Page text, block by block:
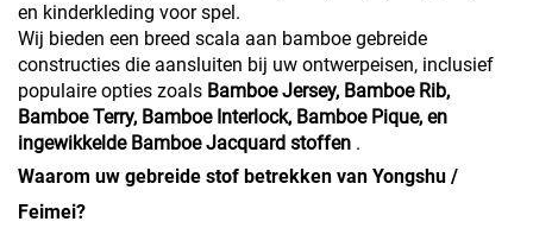
en kinderkleding voor spel.
Wij bieden een breed scala aan bamboe gebreide
constructies die aansluiten bij uw ontwerpeisen, inclusief
populaire opties zoals Bamboe Jersey, Bamboe Rib,
Bamboe Terry, Bamboe Interlock, Bamboe Pique, en
ingewikkelde Bamboe Jacquard stoffen .
Waarom uw gebreide stof betrekken van Yongshu /
Feimei?